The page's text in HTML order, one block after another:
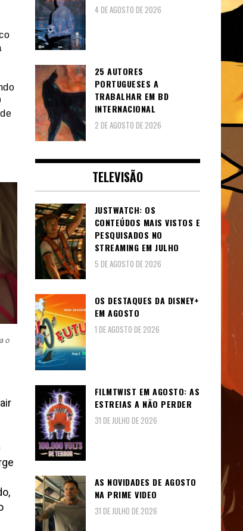
o
4 DE AGOSTO DE 2026
25 AUTORES
PORTUGUESES A
TRABALHAR EM BD
INTERNACIONAL
2 DE AGOSTO DE 2026
TELEVISÃO
JUSTWATCH: OS
CONTEÚDOS MAIS VISTOS E
PESQUISADOS NO
STREAMING EM JULHO
5 DE AGOSTO DE 2026
OS DESTAQUES DA DISNEY+
EM AGOSTO
1 DE AGOSTO DE 2026
FILMTWIST EM AGOSTO: AS
ESTREIAS A NÃO PERDER
31 DE JULHO DE 2026
AS NOVIDADES DE AGOSTO
NA PRIME VIDEO
31 DE JULHO DE 2026